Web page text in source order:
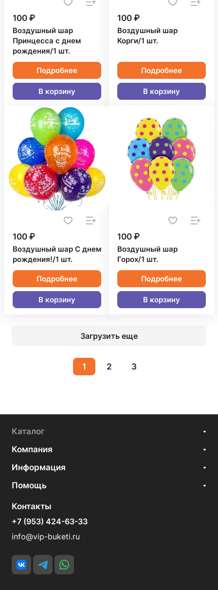
100 ₽
Воздушный шар
Принцесса с днем
рождения/1 шт.
Подробнее
В корзину
100 ₽
Воздушный шар
Корги/1 шт.
Подробнее
В корзину
100 ₽
Воздушный шар С днем
рождения!/1 шт.
Подробнее
В корзину
100 ₽
Воздушный шар
Горох/1 шт.
Подробнее
В корзину
Загрузить еще
1 2 3
Каталог
Компания
Информация
Помощь
Контакты
+7 (953) 424-63-33
info@vip-buketi.ru